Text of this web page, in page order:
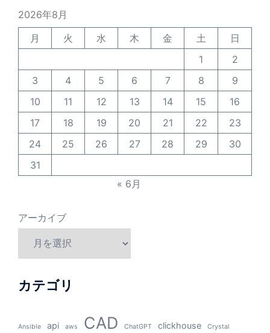
2026年8月
月
火 水 木 金 土
日
1
2
3
4 5 6 7 8
9
10
11 12 13 14 15
16
17
18 19 20 21 22
23
24
25 26 27 28 29
30
31
« 6月
アーカイブ
カテゴリ
Ansible api aws CAD ChatGPT clickhouse Crystal